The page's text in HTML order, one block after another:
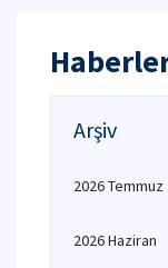
Arşiv
2026 Temmuz
2026 Haziran